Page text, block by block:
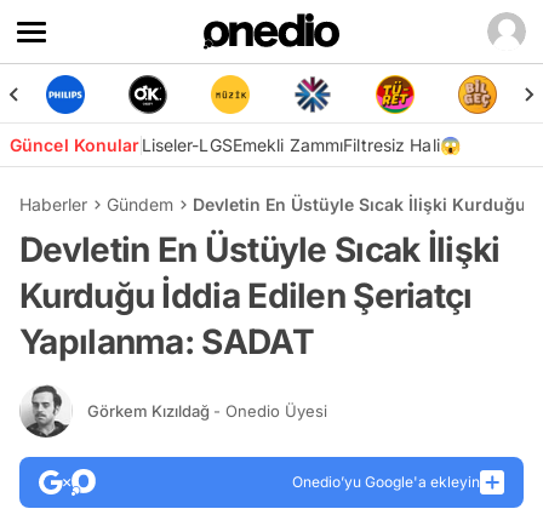
Güncel KonularLiseler-LGSEmekli ZammıFiltresiz Hali😱
Haberler Gündem Devletin En Üstüyle Sıcak İlişki Kurduğu
Devletin En Üstüyle Sıcak İlişki
Kurduğu İddia Edilen Şeriatçı
Yapılanma: SADAT
Görkem Kızıldağ - Onedio Üyesi
Onedio’yu Google'a ekleyin